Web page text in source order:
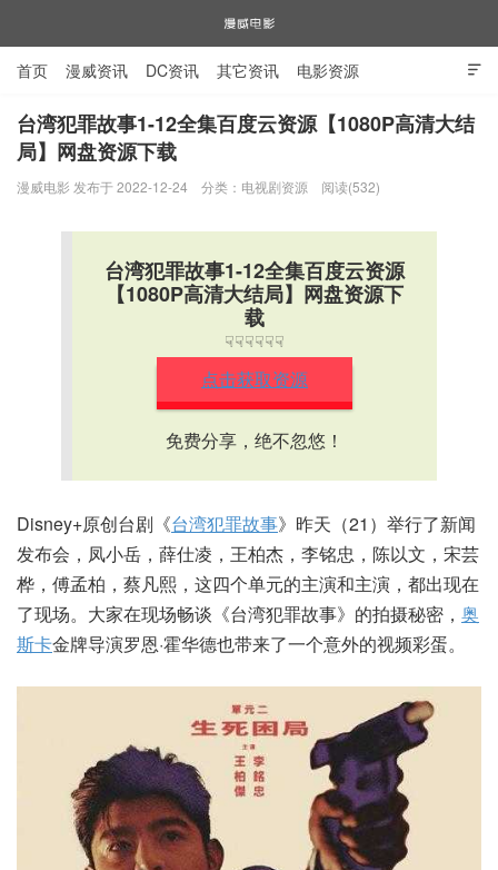
漫威电影

首页 漫威资讯 DC资讯 其它资讯 电影资源
电视剧资源 漫威图片
台湾犯罪故事1-12全集百度云资源【1080P高清大结
局】网盘资源下载
漫威电影 发布于 2022-12-24 分类： 电视剧资源 阅读(532)
台湾犯罪故事1-12全集百度云资源
【1080P高清大结局】网盘资源下
载
☟☟☟☟☟☟
点击获取资源
免费分享，绝不忽悠！
Disney+原创台剧《台湾犯罪故事》昨天（21）举行了新闻
发布会，凤小岳，薛仕凌，王柏杰，李铭忠，陈以文，宋芸
桦，傅孟柏，蔡凡熙，这四个单元的主演和主演，都出现在
了现场。大家在现场畅谈《台湾犯罪故事》的拍摄秘密， 奥
斯卡金牌导演罗恩·霍华德也带来了一个意外的视频彩蛋。